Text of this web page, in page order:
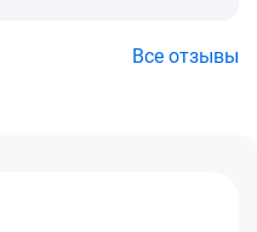
Все отзывы